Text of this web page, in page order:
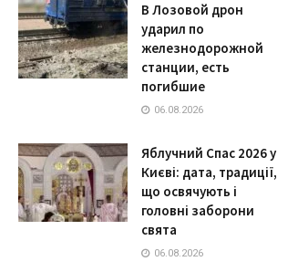
В Лозовой дрон
ударил по
железнодорожной
станции, есть
погибшие
06.08.2026
Яблучний Спас 2026 у
Києві: дата, традиції,
що освячують і
головні заборони
свята
06.08.2026